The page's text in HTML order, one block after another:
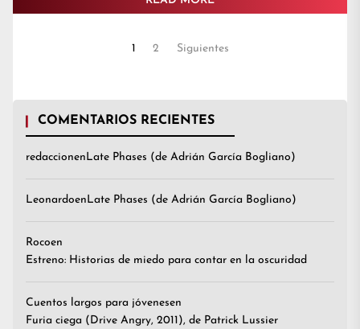
1 2 Siguientes
COMENTARIOS RECIENTES
redaccionenLate Phases (de Adrián García Bogliano)
LeonardoenLate Phases (de Adrián García Bogliano)
Rocoen
Estreno: Historias de miedo para contar en la oscuridad
Cuentos largos para jóvenesen
Furia ciega (Drive Angry, 2011), de Patrick Lussier